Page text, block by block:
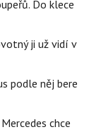
Do klece
ji už vidí v
podle něj bere
chce